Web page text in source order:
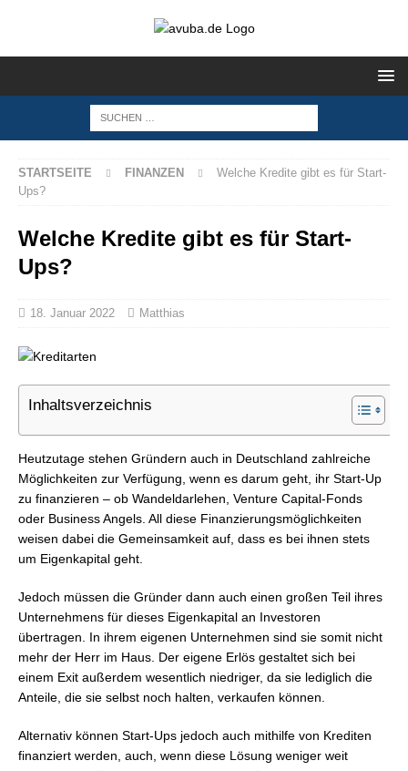
STARTSEITE FINANZEN
Welche Kredite gibt es für Start-
Ups?
Welche Kredite gibt es für Start-
Ups?
18. Januar 2022 Matthias
Inhaltsverzeichnis
Heutzutage stehen Gründern auch in Deutschland zahlreiche
Möglichkeiten zur Verfügung, wenn es darum geht, ihr Start-Up
zu finanzieren – ob Wandeldarlehen, Venture Capital-Fonds
oder Business Angels. All diese Finanzierungsmöglichkeiten
weisen dabei die Gemeinsamkeit auf, dass es bei ihnen stets
um Eigenkapital geht.
Jedoch müssen die Gründer dann auch einen großen Teil ihres
Unternehmens für dieses Eigenkapital an Investoren
übertragen. In ihrem eigenen Unternehmen sind sie somit nicht
mehr der Herr im Haus. Der eigene Erlös gestaltet sich bei
einem Exit außerdem wesentlich niedriger, da sie lediglich die
Anteile, die sie selbst noch halten, verkaufen können.
Alternativ können Start-Ups jedoch auch mithilfe von Krediten
finanziert werden, auch, wenn diese Lösung weniger weit